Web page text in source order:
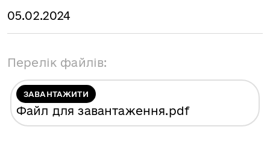
05.02.2024
Перелік файлів:
ЗАВАНТАЖИТИ
Файл для завантаження.pdf